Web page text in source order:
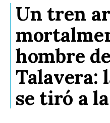
Un tren
hombre
Talavera:
se tiró a